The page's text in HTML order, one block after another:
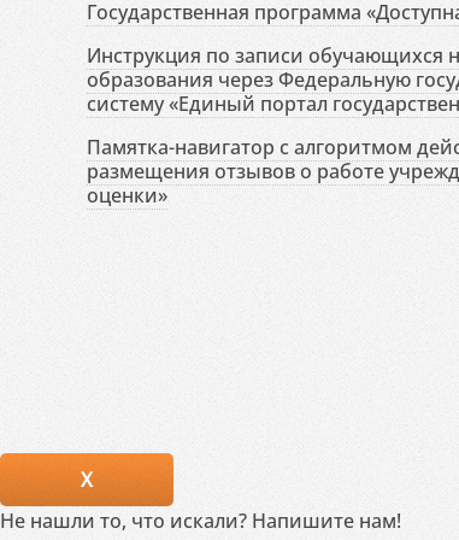
Государственная программа
Инструкция по записи обучающихся
образования через Федеральную
систему «Единый портал
Памятка-навигатор с алгоритмом
размещения отзывов о работе
оценки»
X
Не нашли то, что искали? Напишите нам!